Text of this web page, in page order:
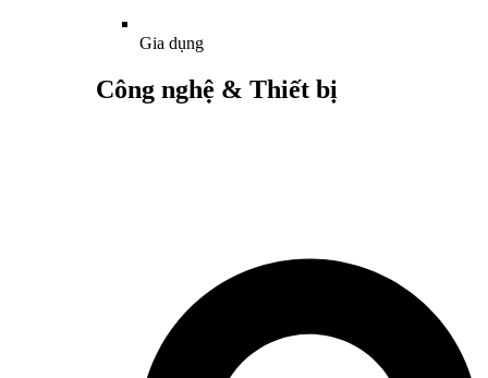
Gia dụng
Công nghệ & Thiết bị